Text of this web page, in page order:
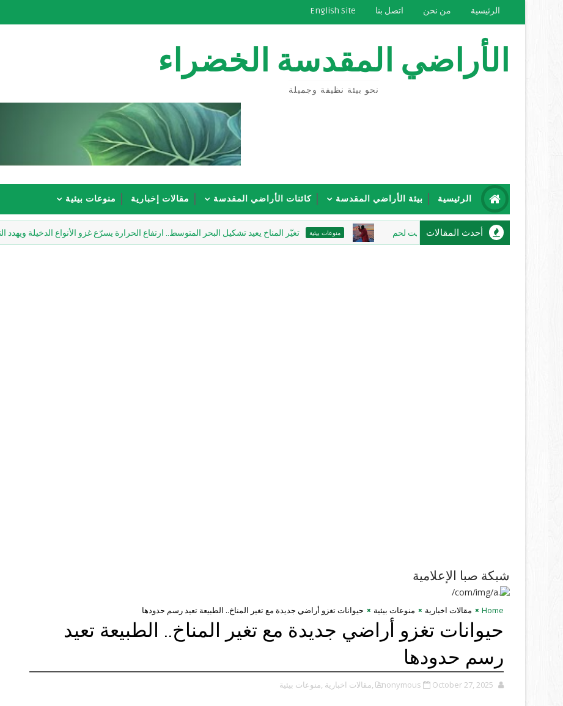
الرئيسية من نحن اتصل بنا English Site
الأراضي المقدسة الخضراء
نحو بيئة نظيفة وجميلة
الرئيسية بيئة الأراضي المقدسة كائنات الأراضي المقدسة مقالات إخبارية منوعات بيئية
أحدث المقالات منوعات بيئية تغيّر المناخ يعيد تشكيل البحر المتوسط.. ارتفاع الحرارة يسرّع غزو الأنواع الدخيلة ويهدد التنوع الحيوي
شبكة صبا الإعلامية
Home مقالات اخبارية منوعات بيئية حيوانات تغزو أراضي جديدة مع تغير المناخ.. الطبيعة تعيد رسم حدودها
حيوانات تغزو أراضي جديدة مع تغير المناخ.. الطبيعة تعيد
رسم حدودها
Anonymous October 27, 2025 ,مقالات اخبارية ,منوعات بيئية